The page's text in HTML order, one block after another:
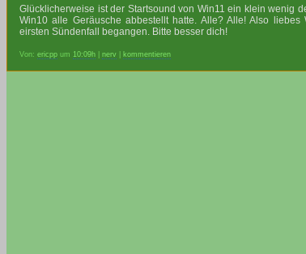
Glücklicherweise ist der Startsound von Win11 ein klein wenig
Win10 alle Geräusche abbestellt hatte. Alle? Alle! Also
eirsten Sündenfall begangen. Bitte besser dich!
Von: ericpp um 10:09h nerv kommentieren